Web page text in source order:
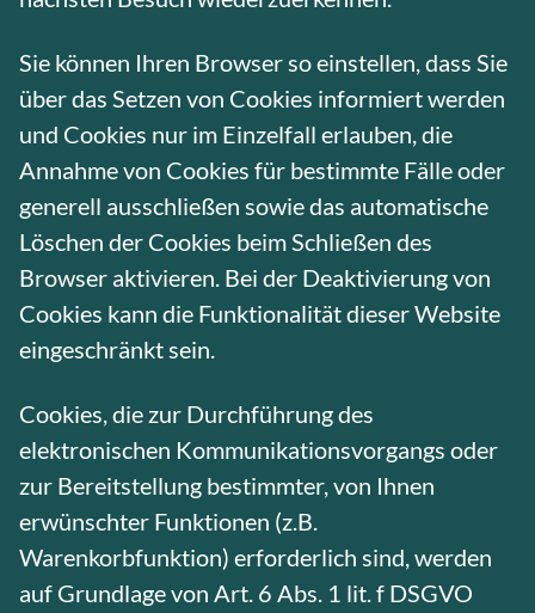
Sie können Ihren Browser so einstellen, dass Sie
über das Setzen von Cookies informiert werden
und Cookies nur im Einzelfall erlauben, die
Annahme von Cookies für bestimmte Fälle oder
generell ausschließen sowie das automatische
Löschen der Cookies beim Schließen des
Browser aktivieren. Bei der Deaktivierung von
Cookies kann die Funktionalität dieser Website
eingeschränkt sein.
Cookies, die zur Durchführung des
elektronischen Kommunikationsvorgangs oder
zur Bereitstellung bestimmter, von Ihnen
erwünschter Funktionen (z.B.
Warenkorbfunktion) erforderlich sind, werden
auf Grundlage von Art. 6 Abs. 1 lit. f DSGVO